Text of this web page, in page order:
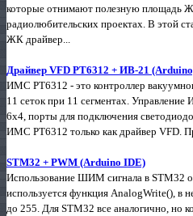
которые отнимают полезную площадь
радиолюбительских проектах. В этой
ЖК драйвер...
Драйвер VFD PT6312 + ИВ-21
ИМС PT6312 - это контроллер
11 сеток при 11 сегментах.
6х4, порты для подключения
ИМС PT6312 только как драйвер VFD.
STM32 + PWM (Arduino IDE)
Использование ШИМ сигнала в STM32
используется функция AnalogWrite(), в
до 255. Для STM32 все аналогично, но